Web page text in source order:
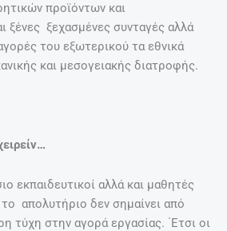
προϊόντων και
ξένες ξεχασμένες συνταγές αλλά
του εξωτερικού τα εθνικά
και μεσογειακής διατροφής.
εκπαιδευτικοί αλλά και μαθητές
απολυτήριο δεν σημαίνει από
τύχη στην αγορά εργασίας. ΄Ετσι οι